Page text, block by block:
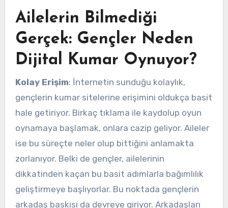
Ailelerin Bilmediği
Gerçek: Gençler Neden
Dijital Kumar Oynuyor?
Kolay Erişim: İnternetin sunduğu kolaylık,
gençlerin kumar sitelerine erişimini oldukça basit
hale getiriyor. Birkaç tıklama ile kaydolup oyun
oynamaya başlamak, onlara cazip geliyor. Aileler
ise bu süreçte neler olup bittiğini anlamakta
zorlanıyor. Belki de gençler, ailelerinin
dikkatinden kaçan bu basit adımlarla bağımlılık
geliştirmeye başlıyorlar. Bu noktada gençlerin
arkadaş baskısı da devreye giriyor. Arkadaşları